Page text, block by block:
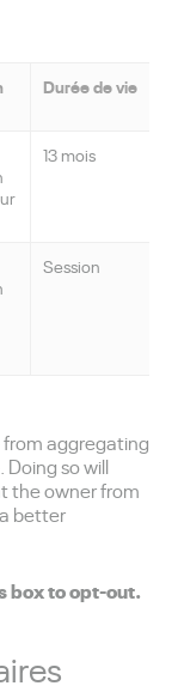
Durée de vie
13 mois
Session
aggregating
so will
the owner from
better
box to opt-out.